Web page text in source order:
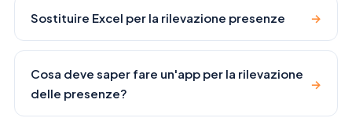
Sostituire Excel per la rilevazione presenze →
Cosa deve saper fare un'app per la rilevazione
delle presenze?
→